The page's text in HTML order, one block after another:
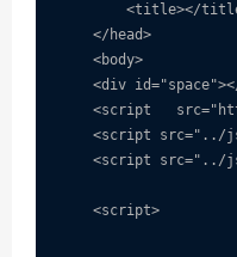
<title></
    </head>
    <body>
<div
<script
<script src="../
<script src="../
    <script>